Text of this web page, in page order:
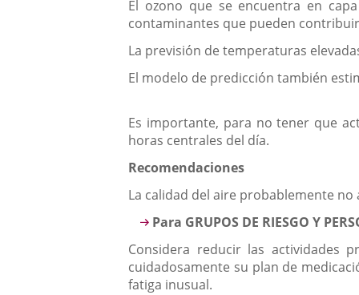
El ozono que se encuentra en
contaminantes que pueden
La previsión de temperaturas
El modelo de predicción también
Es importante, para no tener que
horas centrales del día.
Recomendaciones
La calidad del aire probablemente
Para GRUPOS DE RIESGO Y
Considera reducir las actividades
cuidadosamente su plan de
fatiga inusual.